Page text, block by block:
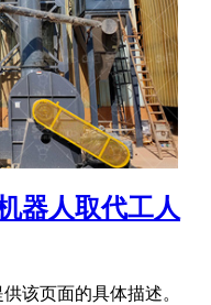
器人取代工人
该页面的具体描述。